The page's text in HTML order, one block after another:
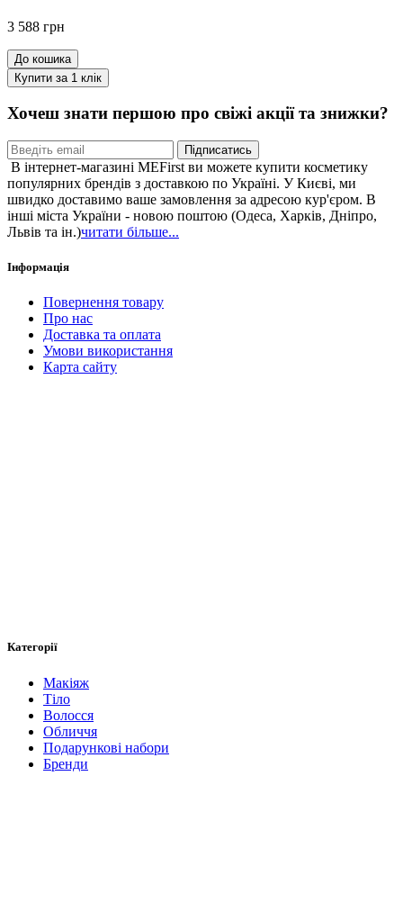
3 588 грн
До кошика
Купити за 1 клiк
Хочеш знати першою про свіжі акції та знижки?
Підписатись
В інтернет-магазині MEFirst ви можете купити косметику
популярних брендів з доставкою по Україні. У Києві, ми
швидко доставимо ваше замовлення за адресою кур'єром. В
інші міста України - новою поштою (Одеса, Харків, Дніпро,
Львів та ін.)читати більше...
Інформація
Повернення товару
Про нас
Доставка та оплата
Умови використання
Карта сайту
Категорії
Макіяж
Тіло
Волосся
Обличчя
Подарункові набори
Бренди